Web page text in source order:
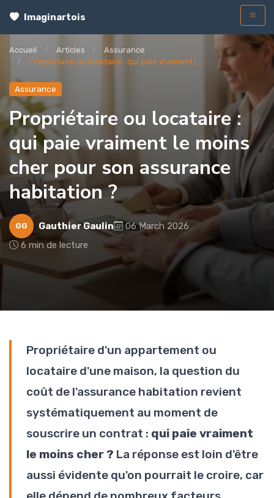
Imaginartois
Accueil Articles
Assurance
Propriétaire ou locataire : qui paie vraiment l...
Assurance
Propriétaire ou locataire :
qui paie vraiment le moins
cher pour son assurance
habitation ?
GG Gauthier Gaulin
06 March 2026
6 min de lecture
Propriétaire d'un appartement ou
locataire d'une maison, la question du
coût de l'assurance habitation revient
systématiquement au moment de
souscrire un contrat : qui paie vraiment
le moins cher ? La réponse est loin d'être
aussi évidente qu'on pourrait le croire, car